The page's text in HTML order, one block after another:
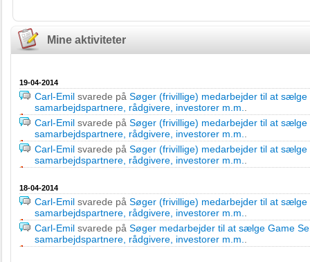
Mine aktiviteter
19-04-2014
Carl-Emil svarede på Søger (frivillige) medarbejder til at sælge
samarbejdspartnere, rådgivere, investorer m.m.
Carl-Emil svarede på Søger (frivillige) medarbejder til at sælge
samarbejdspartnere, rådgivere, investorer m.m.
Carl-Emil svarede på Søger (frivillige) medarbejder til at sælge
samarbejdspartnere, rådgivere, investorer m.m.
18-04-2014
Carl-Emil svarede på Søger (frivillige) medarbejder til at sælge
samarbejdspartnere, rådgivere, investorer m.m.
Carl-Emil svarede på Søger medarbejder til at sælge Game
samarbejdspartnere, rådgivere, investorer m.m.